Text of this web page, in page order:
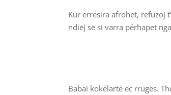
Kur errësira afrohet, refuzoj
ndiej se si varra përhapet
Babai kokëlartë ec rrugës.